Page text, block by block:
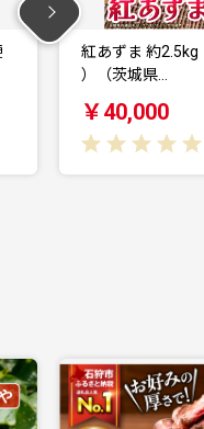
n462 ＜先行予
年10月中旬頃…
￥9,000